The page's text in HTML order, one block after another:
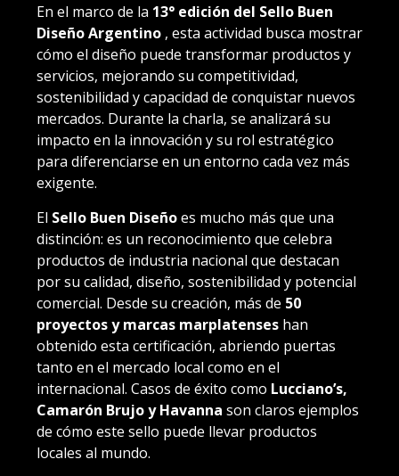
En el marco de la 13° edición del Sello Buen
Diseño Argentino , esta actividad busca mostrar
cómo el diseño puede transformar productos y
servicios, mejorando su competitividad,
sostenibilidad y capacidad de conquistar nuevos
mercados. Durante la charla, se analizará su
impacto en la innovación y su rol estratégico
para diferenciarse en un entorno cada vez más
exigente.
El Sello Buen Diseñoes mucho más que una
distinción: es un reconocimiento que celebra
productos de industria nacional que destacan
por su calidad, diseño, sostenibilidad y potencial
comercial. Desde su creación, más de 50
proyectos y marcas marplatenses han
obtenido esta certificación, abriendo puertas
tanto en el mercado local como en el
internacional. Casos de éxito como Lucciano’s,
Camarón Brujo y Havanna son claros ejemplos
de cómo este sello puede llevar productos
locales al mundo.